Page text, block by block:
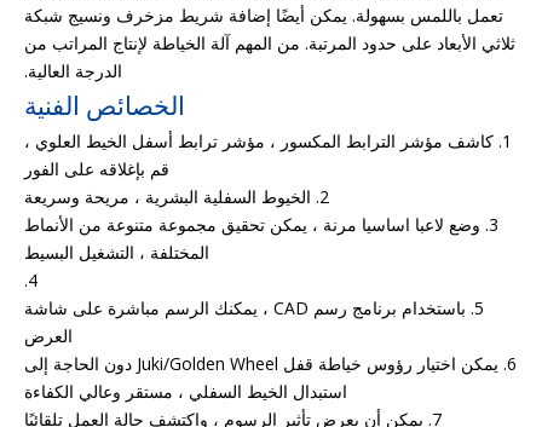
تعمل باللمس بسهولة. يمكن أيضًا إضافة شريط مزخرف ونسيج شبكة
ثلاثي الأبعاد على حدود المرتبة. من المهم آلة الخياطة لإنتاج المراتب من
الدرجة العالية.
الخصائص الفنية
1. كاشف مؤشر الترابط المكسور ، مؤشر ترابط أسفل الخيط العلوي ،
قم بإغلاقه على الفور
2. الخيوط السفلية البشرية ، مريحة وسريعة
3. وضع لاعبا اساسيا مرنة ، يمكن تحقيق مجموعة متنوعة من الأنماط
المختلفة ، التشغيل البسيط
4.
5. باستخدام برنامج رسم CAD ، يمكنك الرسم مباشرة على شاشة
العرض
6. يمكن اختيار رؤوس خياطة قفل Juki/Golden Wheel دون الحاجة إلى
استبدال الخيط السفلي ، مستقر وعالي الكفاءة
7. يمكن أن يعرض تأثير الرسوم ، واكتشف حالة العمل تلقائيًا